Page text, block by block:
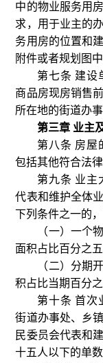
中的物业服务用
求，用于业主的
务用房的位置和
附件或者规划图中
第七条 建设
商品房现房销售
所在地的街道办
第三章 业主
第八条 房屋
包括其他符合法
第九条 业主
代表和维护全体
下列条件之一的
（一）一个
面积占比百分之五
（二）分期
积占比当期百分
第十条 首次
街道办事处、乡
民委员会代表和
十五人以下的单数